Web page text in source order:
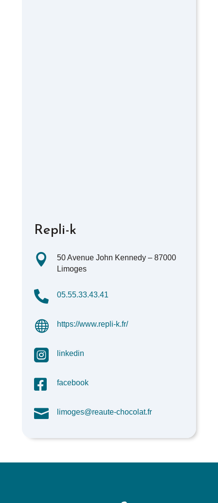
Repli-k

50 Avenue John Kennedy – 87000
Limoges
 05.55.33.43.41
 https://www.repli-k.fr/
 linkedin
 facebook
 limoges@reaute-chocolat.fr